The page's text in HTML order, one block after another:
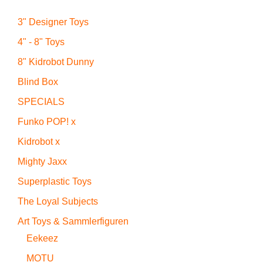
3" Designer Toys
4" - 8" Toys
8" Kidrobot Dunny
Blind Box
SPECIALS
Funko POP! x
Kidrobot x
Mighty Jaxx
Superplastic Toys
The Loyal Subjects
Art Toys & Sammlerfiguren
Eekeez
MOTU